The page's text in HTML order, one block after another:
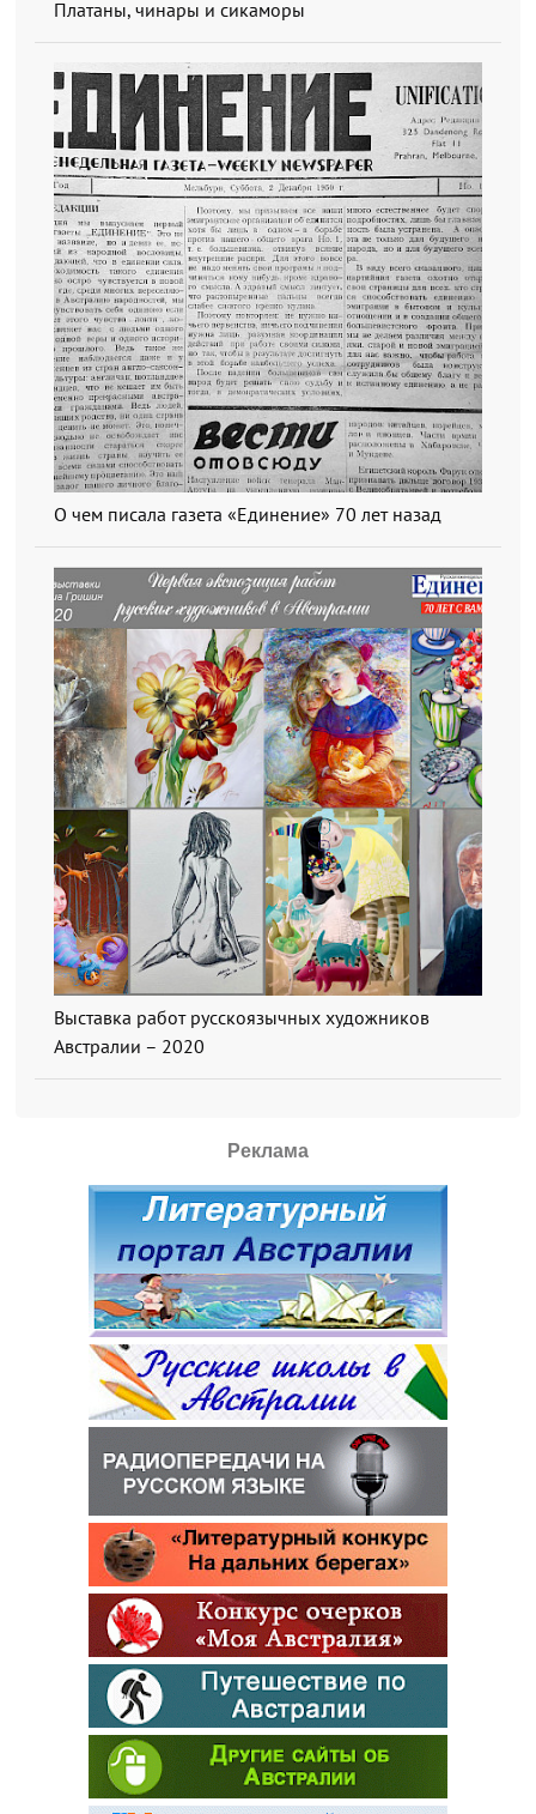
Платаны, чинары и сикаморы
О чем писала газета «Единение» 70 лет назад
Выставка работ русскоязычных художников
Австралии – 2020
Реклама